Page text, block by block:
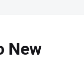
New